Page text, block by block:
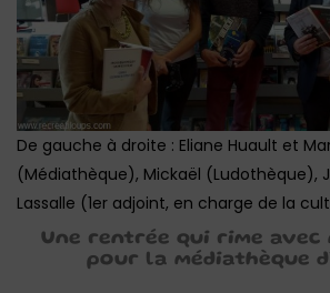
De gauche à droite : Eliane Huault et
(Médiathèque), Mickaël (Ludothèque),
Lassalle (1er adjoint, en charge de la
Une rentrée qui rime avec
pour la médiathèque